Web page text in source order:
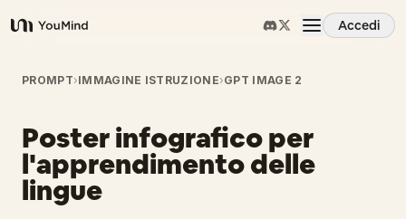
YouMind
Accedi
Panoramica
Casi d'uso
Abilità
PROMPT›IMMAGINE ISTRUZIONE›GPT IMAGE 2
Poster infografico per
l'apprendimento delle
lingue